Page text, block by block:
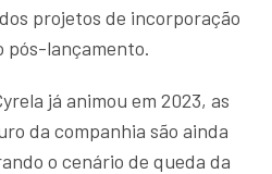
projetos de incorporação
pós-lançamento.
já animou em 2023, as
da companhia são ainda
o cenário de queda da